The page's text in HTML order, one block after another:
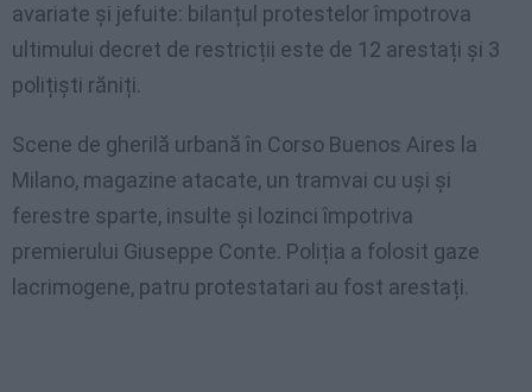
avariate și jefuite: bilanțul protestelor împotrova
ultimului decret de restricții este de 12 arestați și 3
polițiști răniți.
Scene de gherilă urbană în Corso Buenos Aires la
Milano, magazine atacate, un tramvai cu uși și
ferestre sparte, insulte și lozinci împotriva
premierului Giuseppe Conte. Poliția a folosit gaze
lacrimogene, patru protestatari au fost arestați.